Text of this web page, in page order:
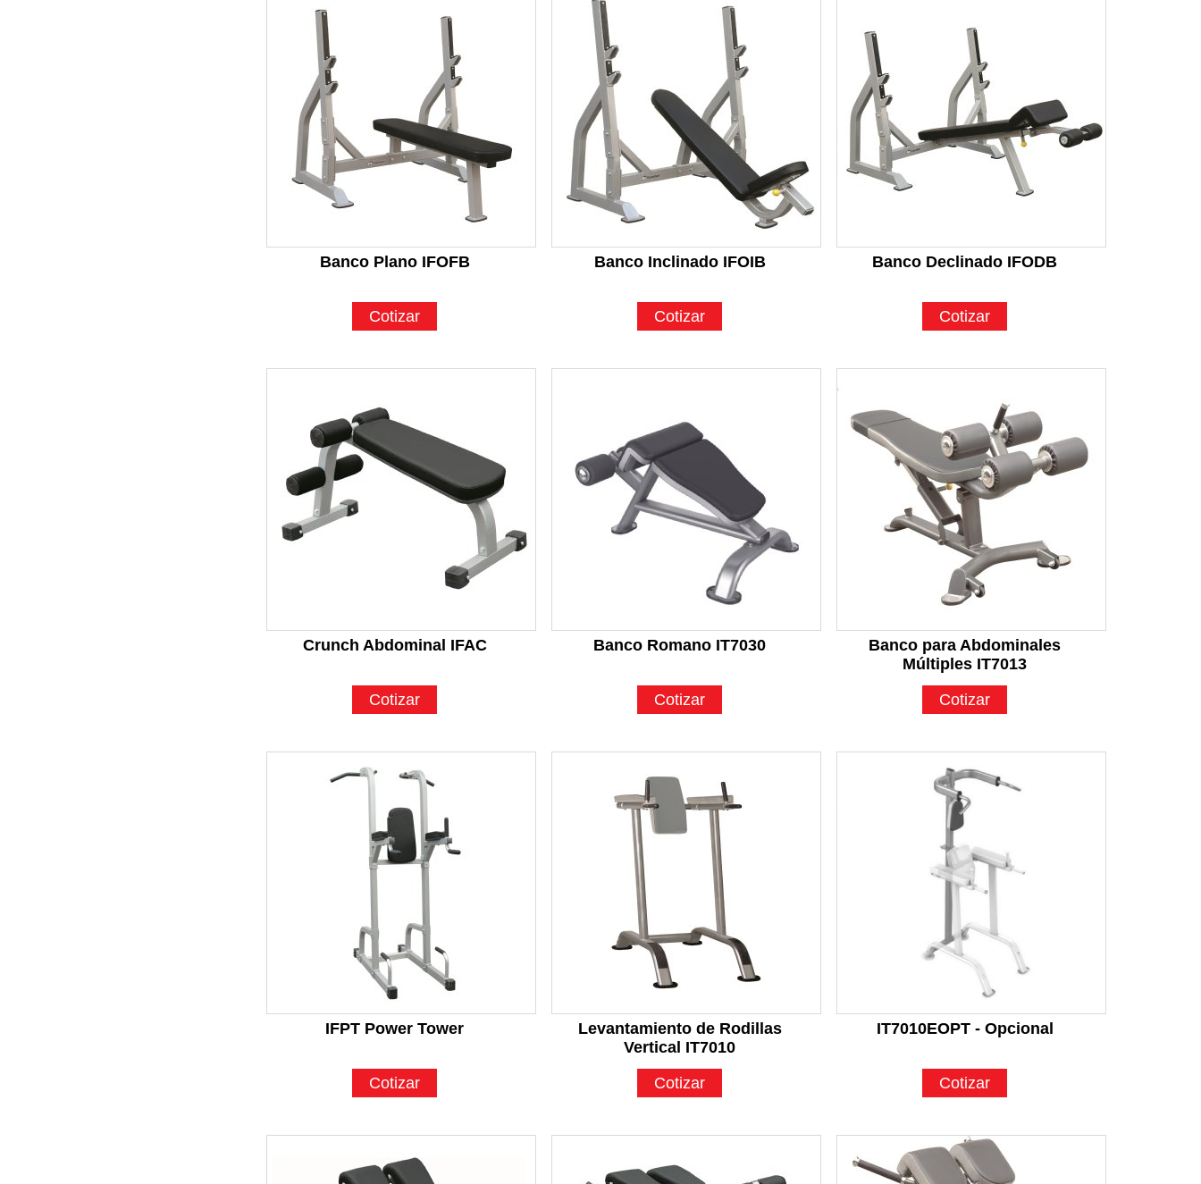
Banco Plano IFOFB
Cotizar
Banco Inclinado IFOIB
Cotizar
Banco Declinado IFODB
Cotizar
Crunch Abdominal IFAC
Cotizar
Banco Romano IT7030
Cotizar
Banco para Abdominales
Múltiples IT7013
Cotizar
IFPT Power Tower
Cotizar
Levantamiento de Rodillas
Vertical IT7010
Cotizar
IT7010EOPT - Opcional
Cotizar